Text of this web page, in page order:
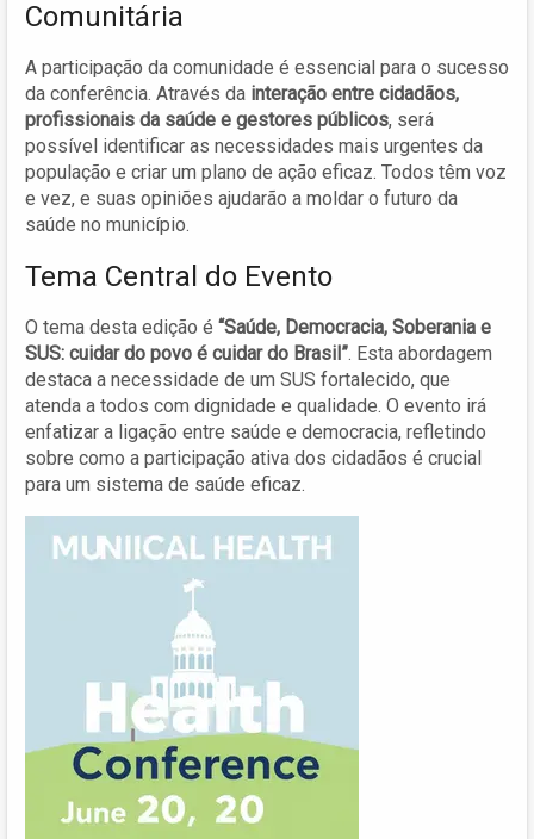
Comunitária
A participação da comunidade é essencial para o sucesso
da conferência. Através da interação entre cidadãos,
profissionais da saúde e gestores públicos, será
possível identificar as necessidades mais urgentes da
população e criar um plano de ação eficaz. Todos têm voz
e vez, e suas opiniões ajudarão a moldar o futuro da
saúde no município.
Tema Central do Evento
O tema desta edição é “Saúde, Democracia, Soberania e
SUS: cuidar do povo é cuidar do Brasil”. Esta abordagem
destaca a necessidade de um SUS fortalecido, que
atenda a todos com dignidade e qualidade. O evento irá
enfatizar a ligação entre saúde e democracia, refletindo
sobre como a participação ativa dos cidadãos é crucial
para um sistema de saúde eficaz.